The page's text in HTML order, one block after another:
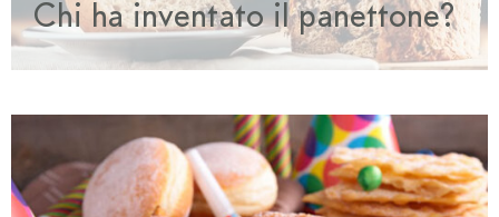
Chi ha inventato il panettone?